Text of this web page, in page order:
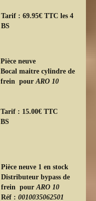
Tarif : 69.95€ TTC les 4
BS
Pièce neuve
Bocal maitre cylindre de
frein pour ARO 10
Tarif : 15.00€ TTC
BS
Pièce neuve 1 en stock
Distributeur bypass de
frein pour ARO 10
Réf : 0010035062501